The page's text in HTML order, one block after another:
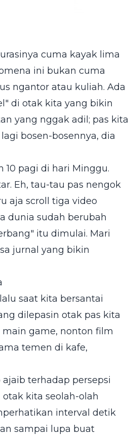
cuma kayak lima
ini bukan cuma
ngantor atau kuliah. Ada
di otak kita yang bikin
yang nggak adil; pas kita
bosen-bosennya, dia
10 pagi di hari Minggu.
Eh, tau-tau pas nengok
aja scroll tiga video
dunia sudah berubah
itu dimulai. Mari
jurnal yang bikin
saat kita bersantai
dilepasin otak pas kita
main game, nonton film
temen di kafe,
terhadap persepsi
kita seolah-olah
interval detik
sampai lupa buat